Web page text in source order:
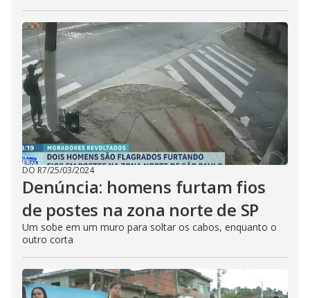
DO R7/25/03/2024
Denúncia: homens furtam fios
de postes na zona norte de SP
Um sobe em um muro para soltar os cabos, enquanto o
outro corta